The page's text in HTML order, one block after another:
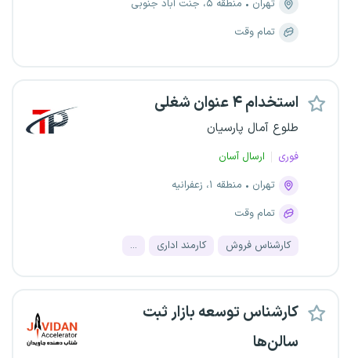
تهران
منطقه ۵، جنت آباد جنوبی
تمام وقت
استخدام ۴ عنوان شغلی
طلوع آمال پارسیان
فوری
ارسال آسان
تهران
منطقه ۱، زعفرانیه
تمام وقت
کارشناس فروش کارمند اداری ...
کارشناس توسعه بازار ثبت
سالن‌ها